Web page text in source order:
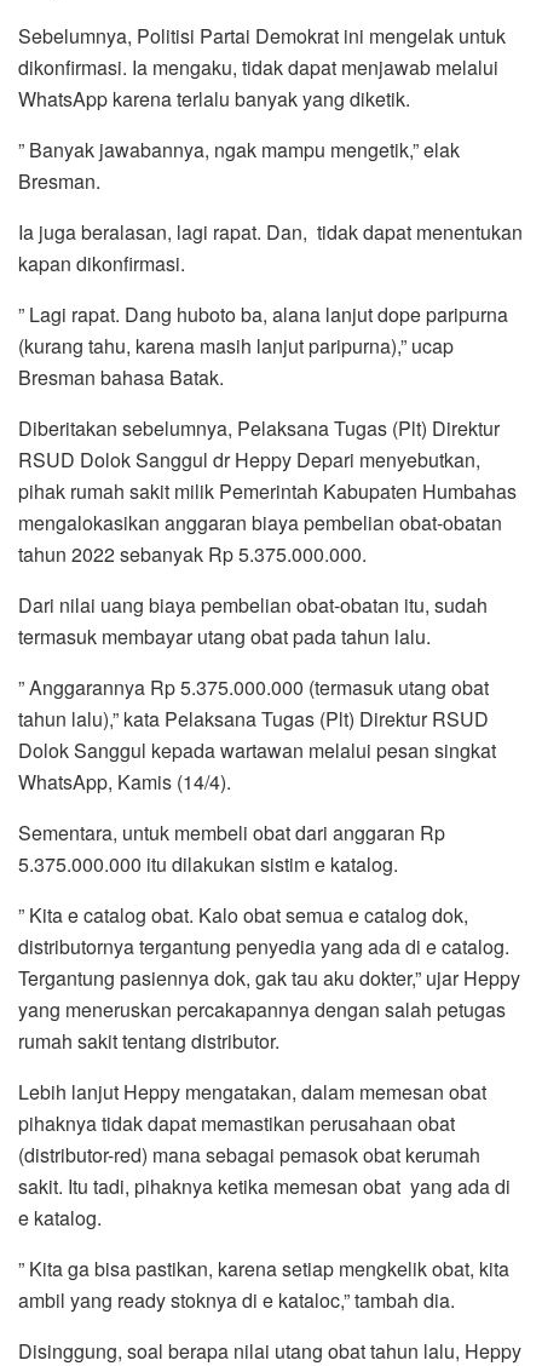
Sebelumnya, Politisi Partai Demokrat ini mengelak untuk
dikonfirmasi. Ia mengaku, tidak dapat menjawab melalui
WhatsApp karena terlalu banyak yang diketik.
” Banyak jawabannya, ngak mampu mengetik,” elak
Bresman.
Ia juga beralasan, lagi rapat. Dan, tidak dapat menentukan
kapan dikonfirmasi.
” Lagi rapat. Dang huboto ba, alana lanjut dope paripurna
(kurang tahu, karena masih lanjut paripurna),” ucap
Bresman bahasa Batak.
Diberitakan sebelumnya, Pelaksana Tugas (Plt) Direktur
RSUD Dolok Sanggul dr Heppy Depari menyebutkan,
pihak rumah sakit milik Pemerintah Kabupaten Humbahas
mengalokasikan anggaran biaya pembelian obat-obatan
tahun 2022 sebanyak Rp 5.375.000.000.
Dari nilai uang biaya pembelian obat-obatan itu, sudah
termasuk membayar utang obat pada tahun lalu.
” Anggarannya Rp 5.375.000.000 (termasuk utang obat
tahun lalu),” kata Pelaksana Tugas (Plt) Direktur RSUD
Dolok Sanggul kepada wartawan melalui pesan singkat
WhatsApp, Kamis (14/4).
Sementara, untuk membeli obat dari anggaran Rp
5.375.000.000 itu dilakukan sistim e katalog.
” Kita e catalog obat. Kalo obat semua e catalog dok,
distributornya tergantung penyedia yang ada di e catalog.
Tergantung pasiennya dok, gak tau aku dokter,” ujar Heppy
yang meneruskan percakapannya dengan salah petugas
rumah sakit tentang distributor.
Lebih lanjut Heppy mengatakan, dalam memesan obat
pihaknya tidak dapat memastikan perusahaan obat
(distributor-red) mana sebagai pemasok obat kerumah
sakit. Itu tadi, pihaknya ketika memesan obat yang ada di
e katalog.
” Kita ga bisa pastikan, karena setiap mengkelik obat, kita
ambil yang ready stoknya di e kataloc,” tambah dia.
Disinggung, soal berapa nilai utang obat tahun lalu, Heppy